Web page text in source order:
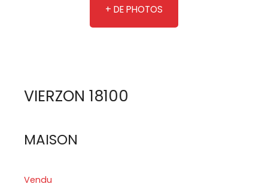
+ DE PHOTOS
VIERZON 18100
MAISON
Vendu